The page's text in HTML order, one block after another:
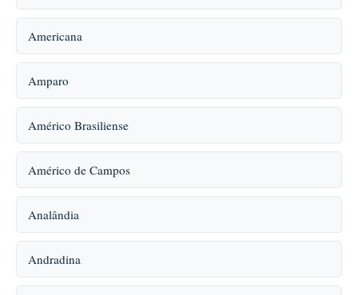
Americana
Amparo
Américo Brasiliense
Américo de Campos
Analândia
Andradina